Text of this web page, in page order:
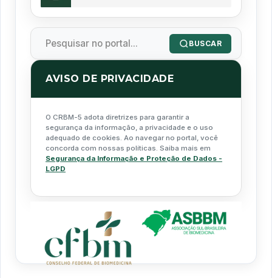
BUSCAR
AVISO DE PRIVACIDADE
O CRBM-5 adota diretrizes para garantir a
segurança da informação, a privacidade e o uso
adequado de cookies. Ao navegar no portal, você
concorda com nossas políticas. Saiba mais em
Segurança da Informação e Proteção de Dados -
LGPD